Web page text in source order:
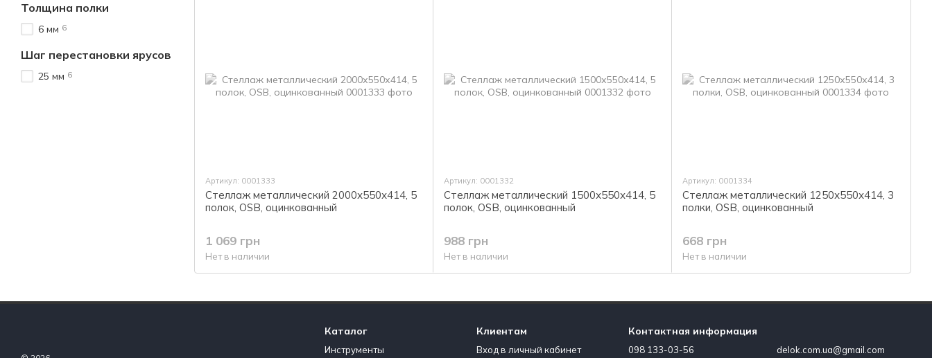
Артикул: 0001333
Стеллаж металлический 2000х550х414, 5
полок, OSB, оцинкованный
1 069 грн
Нет в наличии
Артикул: 0001332
Стеллаж металлический 1500х550х414, 5
полок, OSB, оцинкованный
988 грн
Нет в наличии
Артикул: 0001334
Стеллаж металлический 1250х550х414, 3
полки, OSB, оцинкованный
668 грн
Нет в наличии
Толщина полки
6 мм 6
Шаг перестановки ярусов
25 мм 6
Каталог
Инструменты
Клиентам
Вход в личный кабинет
Контактная информация
098 133-03-56 delok.com.ua@gmail.com